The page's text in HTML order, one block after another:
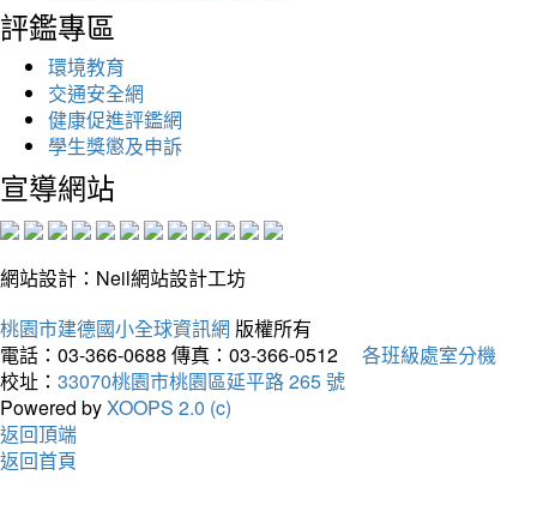
評鑑專區
環境教育
交通安全網
健康促進評鑑網
學生獎懲及申訴
宣導網站
網站設計：Neil網站設計工坊
桃園市建德國小全球資訊網 版權所有
電話：03-366-0688 傳真：03-366-0512
各班級處室分機
校址： 33070桃園市桃園區延平路 265 號
Powered byXOOPS 2.0 (c)
返回頂端
返回首頁